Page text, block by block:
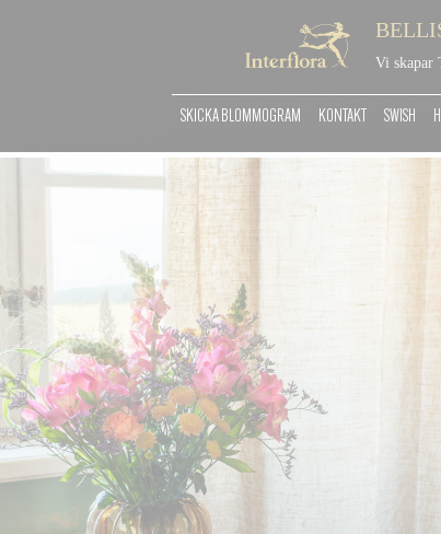
Vi skapar
SKICKA BLOMMOGRAM KONTAKT SWISH